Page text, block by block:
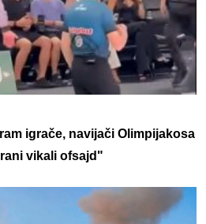
igrače, navijači Olimpijakosa
vikali ofsajd"